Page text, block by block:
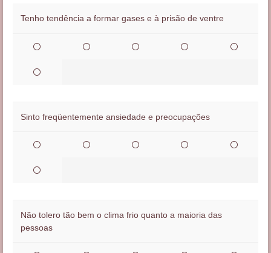
Tenho tendência a formar gases e à prisão de ventre
Sinto freqüentemente ansiedade e preocupações
Não tolero tão bem o clima frio quanto a maioria das
pessoas